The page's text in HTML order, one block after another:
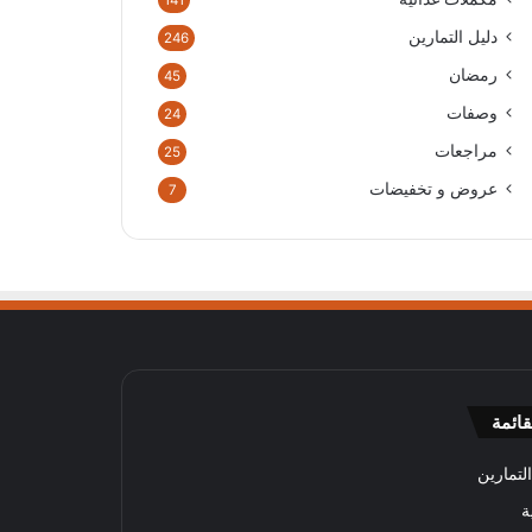
دليل التمارين 246
رمضان 45
وصفات 24
مراجعات 25
عروض و تخفيضات 7